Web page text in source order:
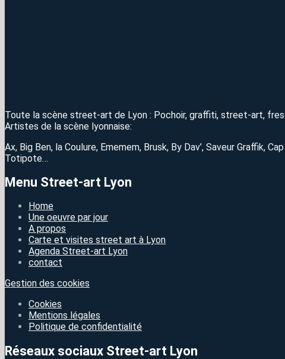
Toute la scène street-art de Lyon : Pochoir, graffiti, street-art,
Artistes de la scène lyonnaise:
Ax, Big Ben, la Coulure, Ememem, Brusk, By Dav’, Saveur Graffik,
Totipote…
Menu Street-art Lyon
Home
Une oeuvre par jour
A propos
Carte et visites street art à Lyon
Agenda Street-art Lyon
contact
Gestion des cookies
Cookies
Mentions légales
Politique de confidentialité
Réseaux sociaux Street-art Lyon